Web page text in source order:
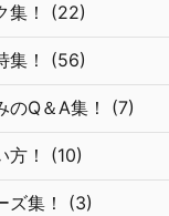
集！ (22)
集！ (56)
のQ＆A集！ (7)
方！ (10)
ズ集！ (3)